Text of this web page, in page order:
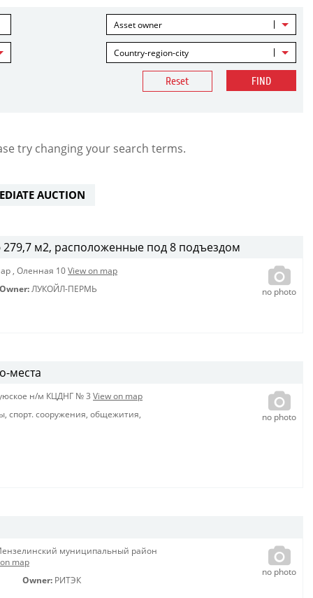
Asset owner
Country-region-city
Reset FIND
try changing your search terms.
AUCTION
м2, расположенные под 8 подъездом
no photo
, Оленная 10 View on map
Owner: ЛУКОЙЛ-ПЕРМЬ
места
no photo
н/м КЦДНГ № 3 View on map
спорт. сооружения, общежития,
no photo
муниципальный район
map
Owner: РИТЭК